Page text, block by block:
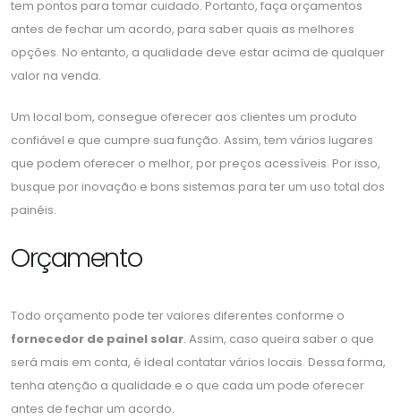
tem pontos para tomar cuidado. Portanto, faça orçamentos
antes de fechar um acordo, para saber quais as melhores
opções. No entanto, a qualidade deve estar acima de qualquer
valor na venda.
Um local bom, consegue oferecer aos clientes um produto
confiável e que cumpre sua função. Assim, tem vários lugares
que podem oferecer o melhor, por preços acessíveis. Por isso,
busque por inovação e bons sistemas para ter um uso total dos
painéis.
Orçamento
Todo orçamento pode ter valores diferentes conforme o
fornecedor de painel solar. Assim, caso queira saber o que
será mais em conta, é ideal contatar vários locais. Dessa forma,
tenha atenção a qualidade e o que cada um pode oferecer
antes de fechar um acordo.